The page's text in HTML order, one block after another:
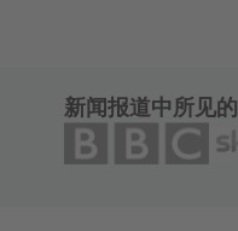
新闻报道中所见